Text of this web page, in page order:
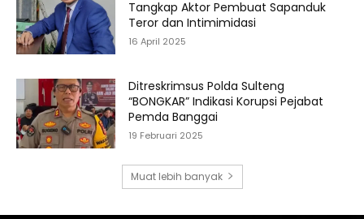
Tangkap Aktor Pembuat Sapanduk
Teror dan Intimimidasi
16 April 2025
Ditreskrimsus Polda Sulteng
“BONGKAR” Indikasi Korupsi Pejabat
Pemda Banggai
19 Februari 2025
Muat lebih banyak